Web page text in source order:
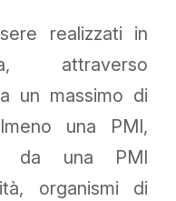
realizzati in
attraverso
un massimo di
una PMI,
da una PMI
organismi di